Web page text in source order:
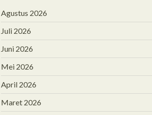
Agustus 2026
Juli 2026
Juni 2026
Mei 2026
April 2026
Maret 2026